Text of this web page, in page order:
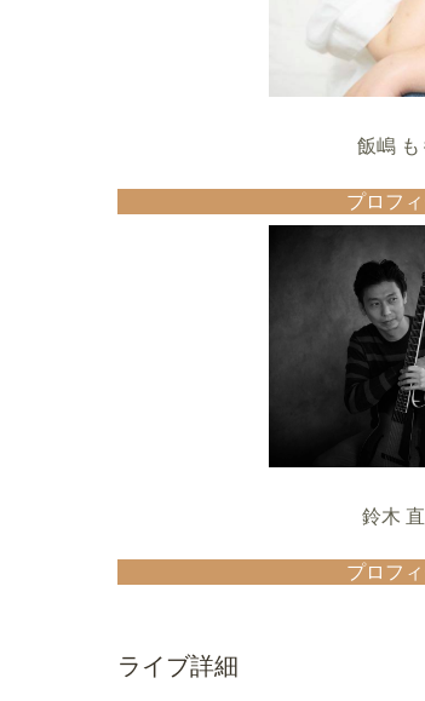
飯嶋 も
プロフ
2015年まで関西を中心に活動し
2017年春よりニューヨークに単身
2018年春より再び関東での活動を
2000年より自身のライブ活動の
2000年〜2004年まで古田照美氏
その他、BARやCLUB等でのステ
画等で効果音として声を使った映
ルリン)にノミネートされ映画祭に
2009年 ソロミニアルバム「etape
2012年 第13回「神戸ジャズヴォ
2013年 セカンドアルバム「Two
Nat KIng'Cole Tribute vol.5に参加
2018年 サードアルバム「In My
鈴木
プロフ
13歳よりギターを独学で始める。
ライブ詳細